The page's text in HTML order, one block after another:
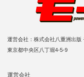
運営会社：株式会社八重洲出版
東京都中央区八丁堀4-5-9
運営会社